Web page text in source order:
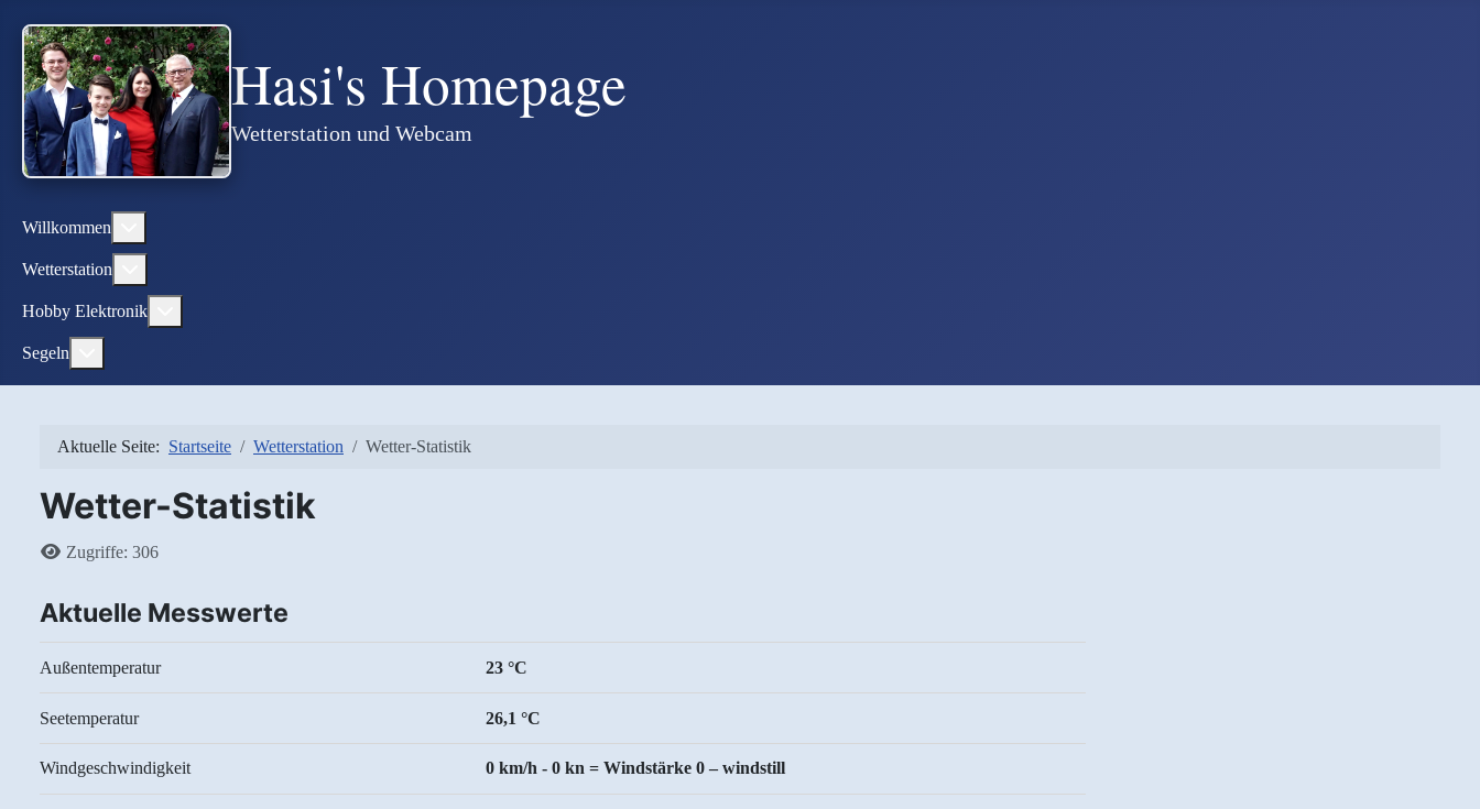
Hasi's Homepage
Wetterstation und Webcam
Willkommen
Wetterstation
Hobby Elektronik
Segeln
Aktuelle Seite: Startseite Wetterstation Wetter-Statistik
Wetter-Statistik
DetailsZugriffe: 306
Aktuelle Messwerte
Außentemperatur 23 °C
Seetemperatur 26,1 °C
Windgeschwindigkeit 0 km/h - 0 kn = Windstärke 0 – windstill